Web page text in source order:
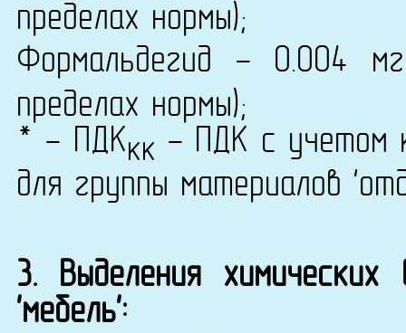
пределах нормы);
Формальдегид - 0.004
пределах нормы);
* - ПДКкк - ПДК с учетом
для группы материалов
3. Выделения
'мебель':